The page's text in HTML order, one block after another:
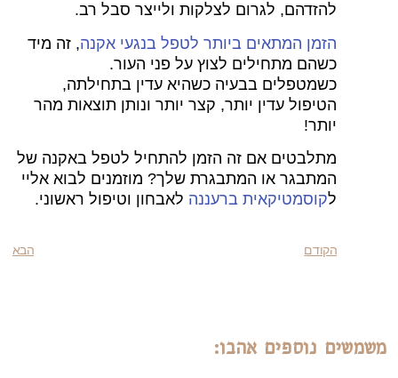
להזדהם, לגרום לצלקות ולייצר סבל רב.
הזמן המתאים ביותר לטפל בנגעי אקנה, זה מיד
כשהם מתחילים לצוץ על פני העור.
כשמטפלים בבעיה כשהיא עדין בתחילתה,
הטיפול עדין יותר, קצר יותר ונותן תוצאות מהר
יותר!
מתלבטים אם זה הזמן להתחיל לטפל באקנה של
המתבגר או המתבגרת שלך? מוזמנים לבוא אליי
לקוסמטיקאית ברעננה לאבחון וטיפול ראשוני.
הקודם הבא
משמשים נוספים אהבו: